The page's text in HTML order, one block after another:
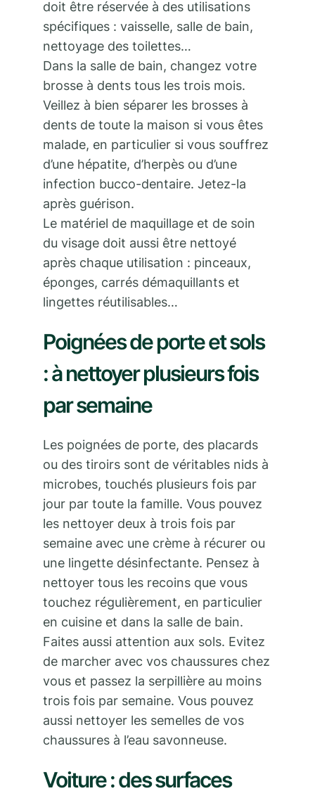
doit être réservée à des utilisations
spécifiques : vaisselle, salle de bain,
nettoyage des toilettes…
Dans la salle de bain, changez votre
brosse à dents tous les trois mois.
Veillez à bien séparer les brosses à
dents de toute la maison si vous êtes
malade, en particulier si vous souffrez
d’une hépatite, d’herpès ou d’une
infection bucco-dentaire. Jetez-la
après guérison.
Le matériel de maquillage et de soin
du visage doit aussi être nettoyé
après chaque utilisation : pinceaux,
éponges, carrés démaquillants et
lingettes réutilisables…
Poignées de porte et sols
: à nettoyer plusieurs fois
par semaine
Les poignées de porte, des placards
ou des tiroirs sont de véritables nids à
microbes, touchés plusieurs fois par
jour par toute la famille. Vous pouvez
les nettoyer deux à trois fois par
semaine avec une crème à récurer ou
une lingette désinfectante. Pensez à
nettoyer tous les recoins que vous
touchez régulièrement, en particulier
en cuisine et dans la salle de bain.
Faites aussi attention aux sols. Evitez
de marcher avec vos chaussures chez
vous et passez la serpillière au moins
trois fois par semaine. Vous pouvez
aussi nettoyer les semelles de vos
chaussures à l’eau savonneuse.
Voiture : des surfaces